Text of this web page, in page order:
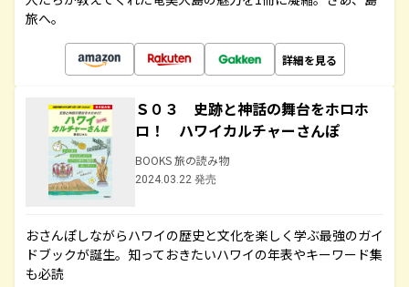
旅へ。
詳細を見る
Ｓ０３ 史跡と神話の舞台をホロホ
ロ！ ハワイカルチャーさんぽ
BOOKS 旅の読み物
2024.03.22 発売
おさんぽしながらハワイの歴史と文化を楽しく学ぶ最強のガイ
ドブックが誕生。知っておきたいハワイの年表やキーワード集
も必読